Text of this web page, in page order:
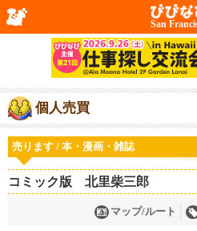
San
個人売買
売ります / 本・漫画・雑誌
コミック版 北里柴三郎
マップ/ルート